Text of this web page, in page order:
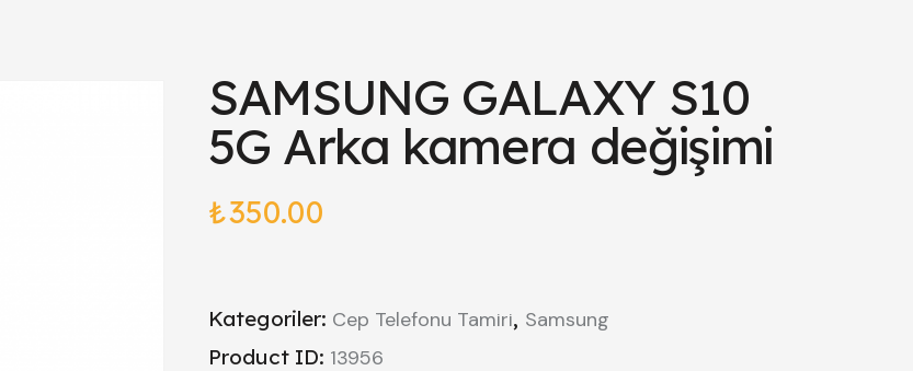
SAMSUNG GALAXY S10
5G Arka kamera değişimi
₺350.00
Kategoriler: Cep Telefonu Tamiri, Samsung
Product ID: 13956